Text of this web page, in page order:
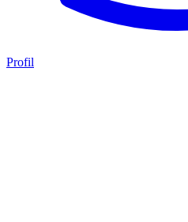
Profil